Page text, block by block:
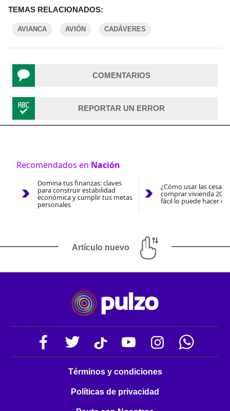
TEMAS RELACIONADOS:
AVIANCA AVIÓN CADÁVERES
COMENTARIOS
REPORTAR UN ERROR
Recomendados en Nación
Domina tus finanzas: claves
para construir estabilidad
económica y cumplir tus metas
personales
¿Cómo usar las
comprar vivienda
fácil lo puede hacer
Artículo nuevo
Términos y condiciones
Políticas de privacidad